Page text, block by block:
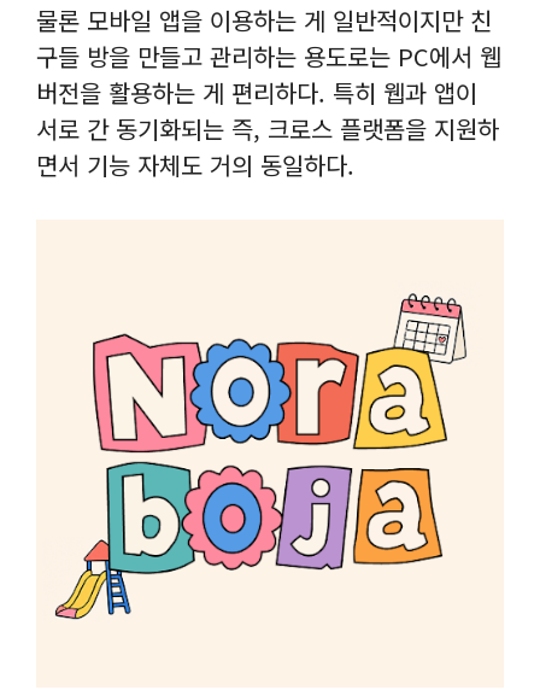
물론 모바일 앱을 이용하는 게 일반적이지만 친
구들 방을 만들고 관리하는 용도로는 PC에서 웹
버전을 활용하는 게 편리하다. 특히 웹과 앱이
서로 간 동기화되는 즉, 크로스 플랫폼을 지원하
면서 기능 자체도 거의 동일하다.